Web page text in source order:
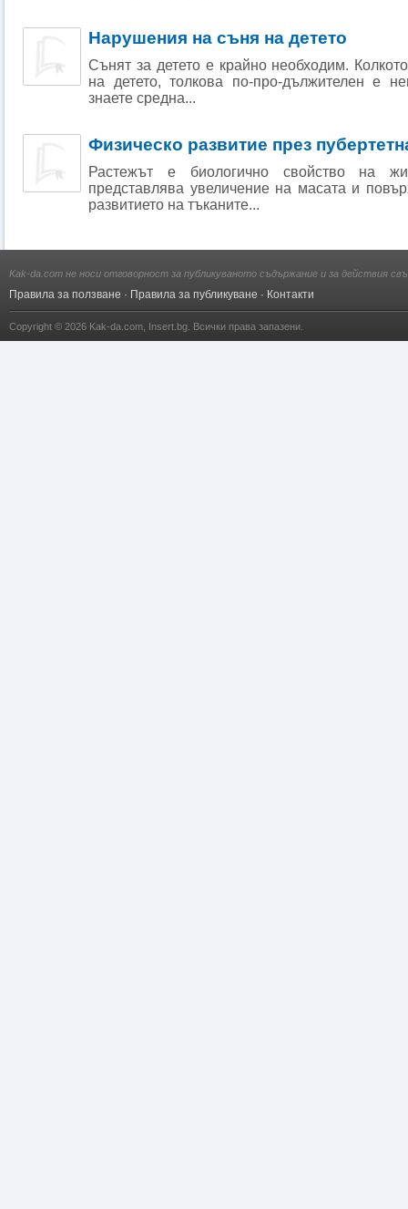
Нарушения на съня на детето
Сънят за детето е крайно необходим.
на детето, толкова по-про-дължителен е
знаете средна...
Физическо развитие през
Растежът е биологично свойство на
представлява увеличение на масата и
развитието на тъканите...
Kak-da.com не носи отговорност за публикуваното съдържание и за действия
Правила за ползване · Правила за публикуване · Контакти
Copyright © 2026 Kak-da.com Insert.bg . Всички права запазени.